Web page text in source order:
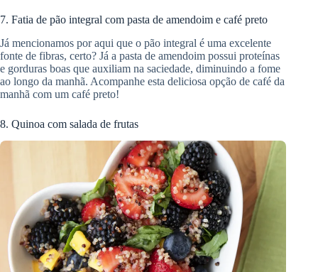
7. Fatia de pão integral com pasta de amendoim e café preto
Já mencionamos por aqui que o pão integral é uma excelente
fonte de fibras, certo? Já a pasta de amendoim possui proteínas
e gorduras boas que auxiliam na saciedade, diminuindo a fome
ao longo da manhã. Acompanhe esta deliciosa opção de café da
manhã com um café preto!
8. Quinoa com salada de frutas